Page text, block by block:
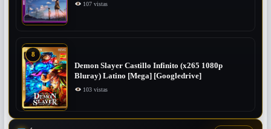
107 vistas
8
Demon Slayer Castillo Infinito (x265 1080p
Bluray) Latino [Mega] [Googledrive]
103 vistas